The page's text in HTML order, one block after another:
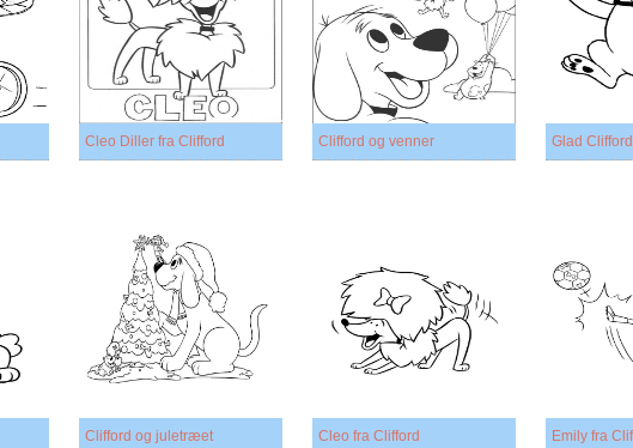
Cleo Diller fra Clifford Clifford og venner Glad Clifford
Clifford og juletræet Cleo fra Clifford Emily fra